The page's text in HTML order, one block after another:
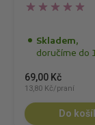
Skladem,
doručíme do
69,00 Kč
13,80 Kč/praní
Do